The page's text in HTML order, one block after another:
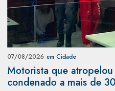
07/08/2026 em Cidade
Motorista que
condenado a mais de